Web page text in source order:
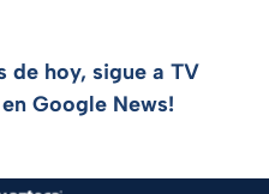
de hoy, sigue a TV
Google News!